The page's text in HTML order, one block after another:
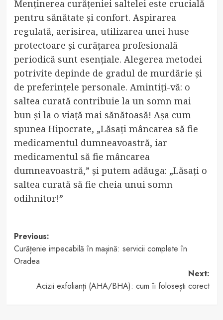
Menținerea curățeniei saltelei este crucială
pentru sănătate și confort. Aspirarea
regulată, aerisirea, utilizarea unei huse
protectoare și curățarea profesională
periodică sunt esențiale. Alegerea metodei
potrivite depinde de gradul de murdărie și
de preferințele personale. Amintiți-vă: o
saltea curată contribuie la un somn mai
bun și la o viață mai sănătoasă! Așa cum
spunea Hipocrate, „Lăsați mâncarea să fie
medicamentul dumneavoastră, iar
medicamentul să fie mâncarea
dumneavoastră,” și putem adăuga: „Lăsați o
saltea curată să fie cheia unui somn
odihnitor!”
Post
navigation
Previous:
Curățenie impecabilă în mașină: servicii complete în
Oradea
Next:
Acizii exfolianți (AHA/BHA): cum îi folosești corect